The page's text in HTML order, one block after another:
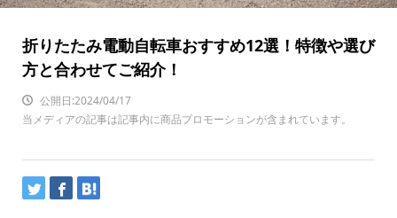
折りたたみ電動自転車おすすめ12選！特徴や選び
方と合わせてご紹介！
公開日:2024/04/17
当メディアの記事は記事内に商品プロモーションが含まれています。